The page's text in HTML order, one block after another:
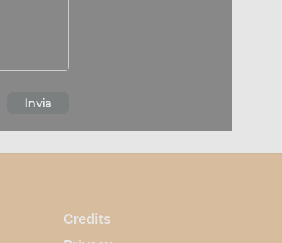
Invia
Credits